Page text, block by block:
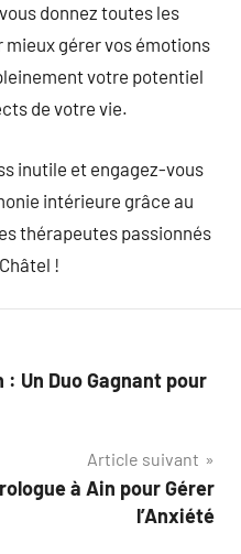
donnez toutes les
gérer vos émotions
votre potentiel
de votre vie.
inutile et engagez-vous
intérieure grâce au
thérapeutes passionnés
!
Un Duo Gagnant pour
Article suivant
à Ain pour Gérer
l’Anxiété